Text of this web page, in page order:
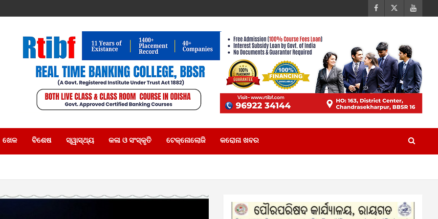
ଖେଳ ବିଶେଷ ସ୍ୱାସ୍ଥ୍ୟ କଳା ଓ ସଂସ୍କୃତି ଟେକ୍ନୋଲୋଜି କରୋନା ଖବର